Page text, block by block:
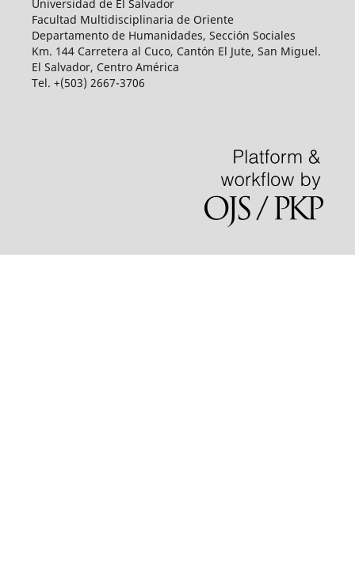
Universidad de El Salvador
Facultad Multidisciplinaria de Oriente
Departamento de Humanidades, Sección Sociales
Km. 144 Carretera al Cuco, Cantón El Jute, San Miguel.
El Salvador, Centro América
Tel. +(503) 2667-3706